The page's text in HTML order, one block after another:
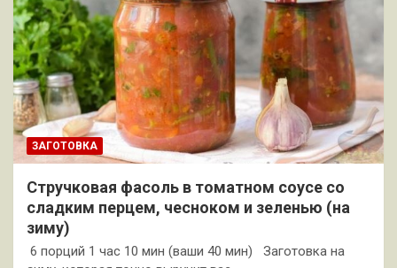
ЗАГОТОВКА
Стручковая фасоль в томатном соусе со
сладким перцем, чесноком и зеленью (на
зиму)
6 порций 1 час 10 мин (ваши 40 мин) Заготовка на